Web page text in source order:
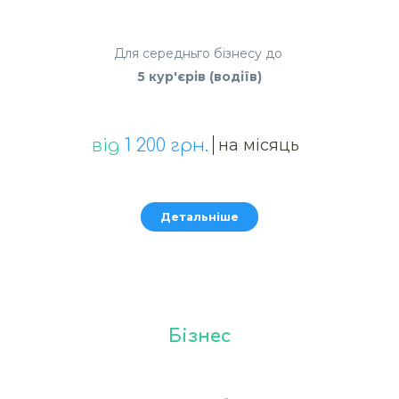
Для середньго бізнесу до
5 кур'єрів (водіїв)
від 1 200 грн. на місяць
Детальніше
Бізнес